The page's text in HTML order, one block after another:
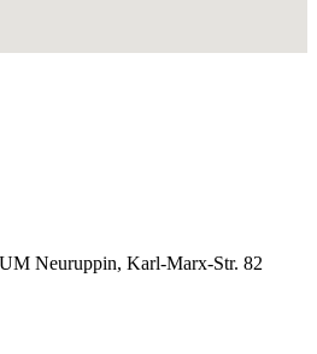
Neuruppin, Karl-Marx-Str. 82